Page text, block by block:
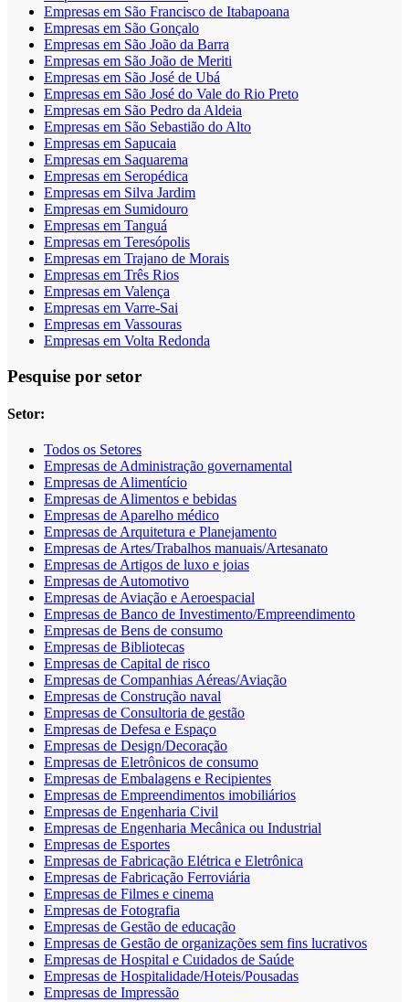
Empresas em São Francisco de Itabapoana
Empresas em São Gonçalo
Empresas em São João da Barra
Empresas em São João de Meriti
Empresas em São José de Ubá
Empresas em São José do Vale do Rio Preto
Empresas em São Pedro da Aldeia
Empresas em São Sebastião do Alto
Empresas em Sapucaia
Empresas em Saquarema
Empresas em Seropédica
Empresas em Silva Jardim
Empresas em Sumidouro
Empresas em Tanguá
Empresas em Teresópolis
Empresas em Trajano de Morais
Empresas em Três Rios
Empresas em Valença
Empresas em Varre-Sai
Empresas em Vassouras
Empresas em Volta Redonda
Pesquise por setor
Setor:
Todos os Setores
Empresas de Administração governamental
Empresas de Alimentício
Empresas de Alimentos e bebidas
Empresas de Aparelho médico
Empresas de Arquitetura e Planejamento
Empresas de Artes/Trabalhos manuais/Artesanato
Empresas de Artigos de luxo e joias
Empresas de Automotivo
Empresas de Aviação e Aeroespacial
Empresas de Banco de Investimento/Empreendimento
Empresas de Bens de consumo
Empresas de Bibliotecas
Empresas de Capital de risco
Empresas de Companhias Aéreas/Aviação
Empresas de Construção naval
Empresas de Consultoria de gestão
Empresas de Defesa e Espaço
Empresas de Design/Decoração
Empresas de Eletrônicos de consumo
Empresas de Embalagens e Recipientes
Empresas de Empreendimentos imobiliários
Empresas de Engenharia Civil
Empresas de Engenharia Mecânica ou Industrial
Empresas de Esportes
Empresas de Fabricação Elétrica e Eletrônica
Empresas de Fabricação Ferroviária
Empresas de Filmes e cinema
Empresas de Fotografia
Empresas de Gestão de educação
Empresas de Gestão de organizações sem fins lucrativos
Empresas de Hospital e Cuidados de Saúde
Empresas de Hospitalidade/Hoteis/Pousadas
Empresas de Impressão